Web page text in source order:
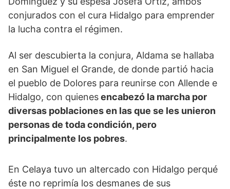
conjurados con el cura Hidalgo para emprender
la lucha contra el régimen.
Al ser descubierta la conjura, Aldama se hallaba
en San Miguel el Grande, de donde partió hacia
el pueblo de Dolores para reunirse con Allende e
Hidalgo, con quienesencabezó la marcha por
diversas poblaciones en las que se les unieron
personas de toda condición, pero
principalmente los pobres.
En Celaya tuvo un altercado con Hidalgo perqué
éste no reprimía los desmanes de sus